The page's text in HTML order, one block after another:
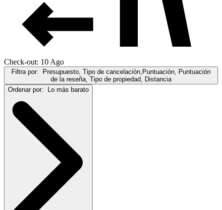
Check-out: 10 Ago
Filtra por: Presupuesto, Tipo de cancelación,Puntuación, Puntuación
de la reseña, Tipo de propiedad, Distancia
Ordenar por: Lo más barato